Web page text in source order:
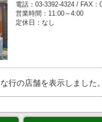
電話：03-3392-4324 / FAX：
営業時間：11:00～4:00
定休日：なし
行の店舗を表示しました